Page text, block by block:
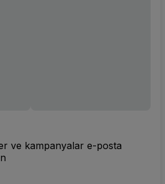
ve kampanyalar e-posta